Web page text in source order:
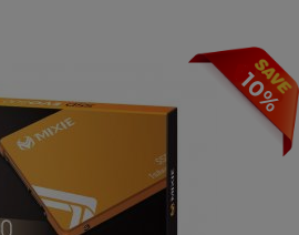
10%